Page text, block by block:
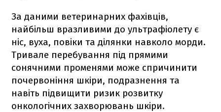
За даними ветеринарних фахівців,
найбільш вразливими до ультрафіолету є
ніс, вуха, повіки та ділянки навколо морди.
Тривале перебування під прямими
сонячними променями може спричинити
почервоніння шкіри, подразнення та
навіть підвищити ризик розвитку
онкологічних захворювань шкіри.